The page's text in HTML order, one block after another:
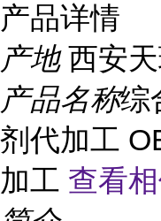
产品详情
产地 西安
产品名称综
剂代加工
加工 查看